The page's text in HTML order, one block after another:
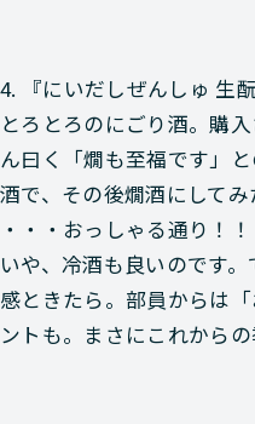
4. 『にいだしぜんしゅ 生酛
とろとろのにごり酒。購
ん曰く「燗も至福です」
酒で、その後燗酒にしてみ
・・・おっしゃる通り！！
いや、冷酒も良いのです
感ときたら。部員からは
ントも。まさにこれからの